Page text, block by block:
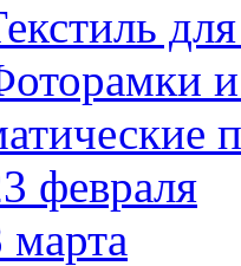
февраля
марта